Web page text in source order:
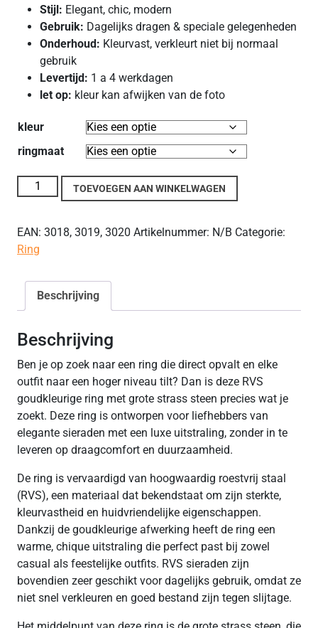
Stijl: Elegant, chic, modern
Gebruik: Dagelijks dragen & speciale gelegenheden
Onderhoud: Kleurvast, verkleurt niet bij normaal
gebruik
Levertijd: 1 a 4 werkdagen
let op: kleur kan afwijken van de foto
kleur
ringmaat
rvs ring diamand aantal
TOEVOEGEN AAN WINKELWAGEN
EAN: 3018, 3019, 3020 Artikelnummer: N/B Categorie:
Ring
Beschrijving
Beschrijving
Ben je op zoek naar een ring die direct opvalt en elke
outfit naar een hoger niveau tilt? Dan is deze RVS
goudkleurige ring met grote strass steen precies wat je
zoekt. Deze ring is ontworpen voor liefhebbers van
elegante sieraden met een luxe uitstraling, zonder in te
leveren op draagcomfort en duurzaamheid.
De ring is vervaardigd van hoogwaardig roestvrij staal
(RVS), een materiaal dat bekendstaat om zijn sterkte,
kleurvastheid en huidvriendelijke eigenschappen.
Dankzij de goudkleurige afwerking heeft de ring een
warme, chique uitstraling die perfect past bij zowel
casual als feestelijke outfits. RVS sieraden zijn
bovendien zeer geschikt voor dagelijks gebruik, omdat ze
niet snel verkleuren en goed bestand zijn tegen slijtage.